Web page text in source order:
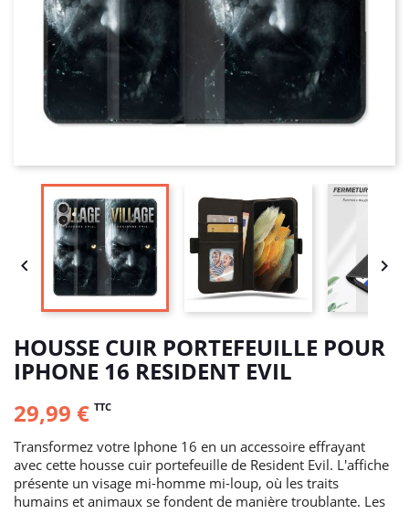
 
HOUSSE CUIR PORTEFEUILLE POUR
IPHONE 16 RESIDENT EVIL
29,99 € TTC
Transformez votre Iphone 16 en un accessoire effrayant
avec cette housse cuir portefeuille de Resident Evil. L'affiche
présente un visage mi-homme mi-loup, où les traits
humains et animaux se fondent de manière troublante. Les